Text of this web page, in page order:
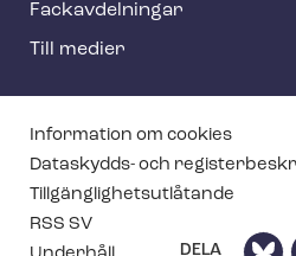
DELA
Fackav­del­ning­ar
Till medier
T
e
h
y
Information om cookies
Dataskydds- och
Till­gäng­lig­hets­ut­lå­tan­de
RSS SV